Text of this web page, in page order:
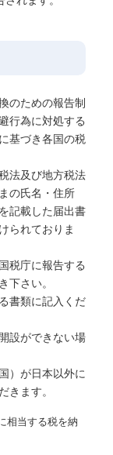
のための報告制
行為に対処する
基づき各国の税
法及び地方税法
の氏名・住所
記載した届出書
られておりま
税庁に報告する
下さい。
書類に記入くだ
設ができない場
）が日本以外に
きます。
相当する税を納